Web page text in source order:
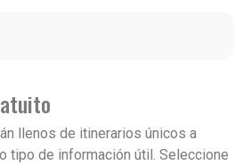
llenos de itinerarios únicos a
tipo de información útil. Seleccione